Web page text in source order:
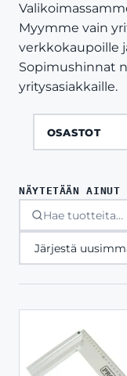
Myymme vain
verkkokaupoille
Sopimushinnat
yritysasiakkaille.
OSASTOT
NÄYTETÄÄN AINUT